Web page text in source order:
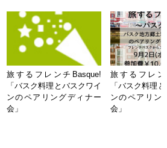
旅するフレンチBasque!
「バスク料理とバスクワイ
ンのペアリングディナー
会」
旅するフレン
「バスク料理
ンのペアリン
会」